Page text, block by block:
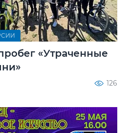
«Утраченные
126